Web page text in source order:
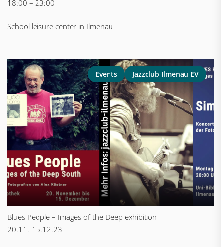
18:00 – 23:00
School leisure center in Ilmenau
Events Jazzclub Ilmenau EV
Blues People – Images of the Deep exhibition
20.11.-15.12.23